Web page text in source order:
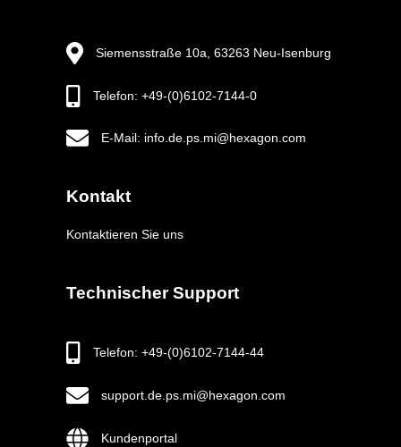
Siemensstraße 10a, 63263 Neu-Isenburg
Telefon: +49-(0)6102-7144-0
E-Mail: info.de.ps.mi@hexagon.com
Kontakt
Kontaktieren Sie uns
Technischer Support
Telefon: +49-(0)6102-7144-44
support.de.ps.mi@hexagon.com
Kundenportal